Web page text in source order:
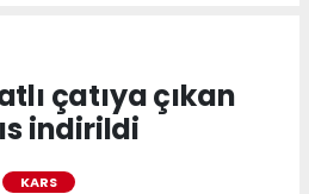
çatıya çıkan
indirildi
KARS